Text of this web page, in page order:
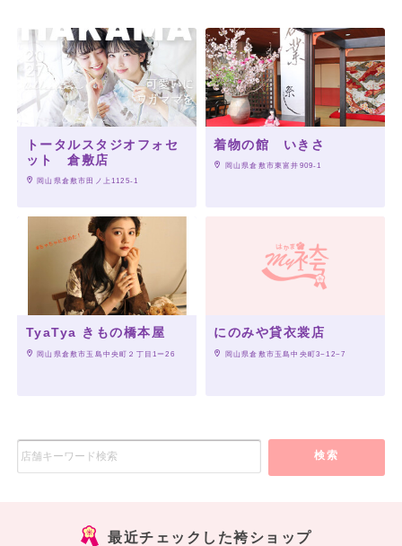
トータルスタジオフォセ
ット 倉敷店
岡山県倉敷市田ノ上1125-1
着物の館 いきさ
岡山県倉敷市東富井909-1
TyaTya きもの橋本屋
岡山県倉敷市玉島中央町２丁目1ー26
にのみや貸衣裳店
岡山県倉敷市玉島中央町3−12−7
検索
最近チェックした袴ショップ